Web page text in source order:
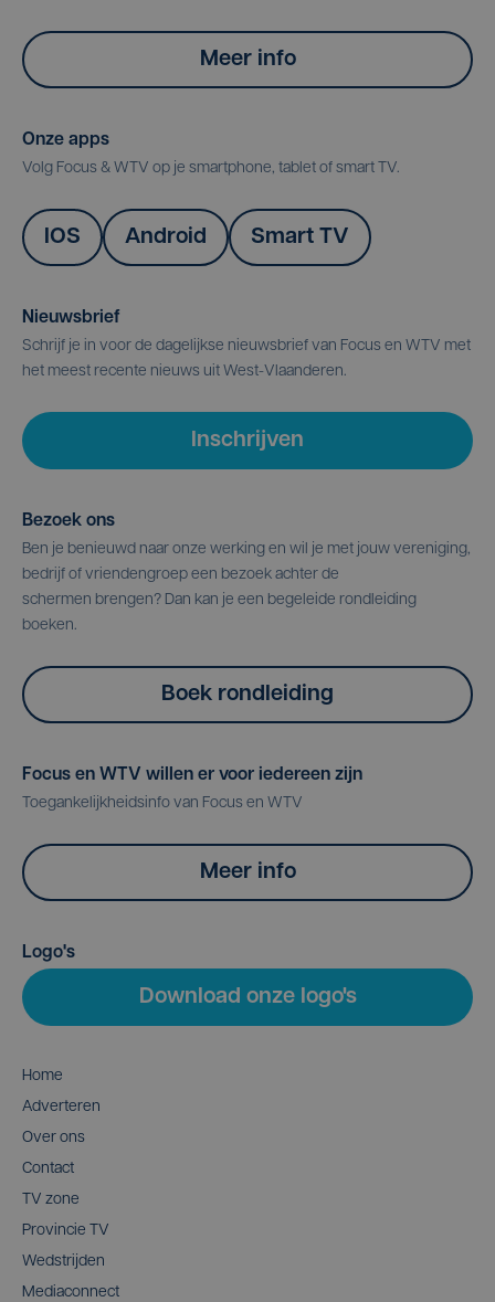
Meer info
Onze apps
Volg Focus & WTV op je smartphone, tablet of smart TV.
IOS Android Smart TV
Nieuwsbrief
Schrijf je in voor de dagelijkse nieuwsbrief van Focus en WTV met
het meest recente nieuws uit West-Vlaanderen.
Inschrijven
Bezoek ons
Ben je benieuwd naar onze werking en wil je met jouw vereniging,
bedrijf of vriendengroep een bezoek achter de
schermen brengen? Dan kan je een begeleide rondleiding
boeken.
Boek rondleiding
Focus en WTV willen er voor iedereen zijn
Toegankelijkheidsinfo van Focus en WTV
Meer info
Logo's
Download onze logo's
Home
Adverteren
Over ons
Contact
TV zone
Provincie TV
Wedstrijden
Mediaconnect